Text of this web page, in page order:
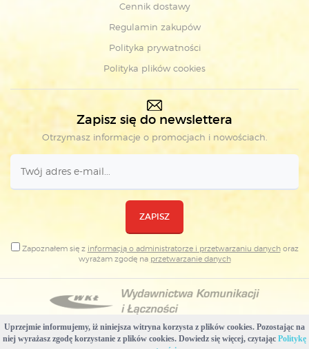
Cennik dostawy
Regulamin zakupów
Polityka prywatności
Polityka plików cookies
Zapisz się do newslettera
Otrzymasz informacje o promocjach i nowościach.
ZAPISZ
Zapoznałem się z informacją o administratorze i przetwarzaniu danychoraz
wyrażam zgodę na przetwarzanie danych
Copyright © Wydawnictwa Komunikacji i Łączności
Uprzejmie informujemy, iż niniejsza witryna korzysta z plików cookies. Pozostając na
niej wyrażasz zgodę korzystanie z plików cookies. Dowiedz się więcej, czytając Politykę